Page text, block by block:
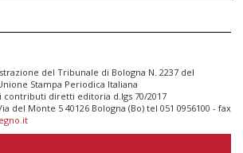
del Tribunale di Bologna N. 2237 del
Stampa Periodica Italiana
contributi diretti editoria d.lgs 70/2017
del Monte 5 40126 Bologna (Bo) tel 051 0956100 - fax